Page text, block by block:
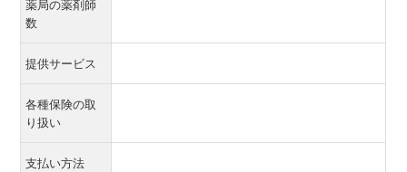
薬局の薬剤師
数
提供サービス
各種保険の取
り扱い
支払い方法